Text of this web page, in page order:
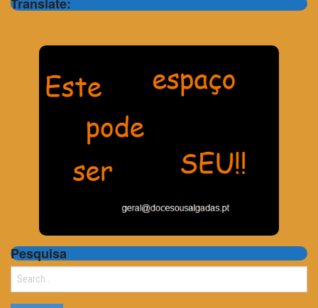
Pesquisa
Search